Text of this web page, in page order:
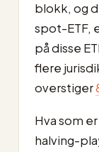
blokk, og
spot-ETF,
på disse
flere
overstiger
Hva som
halving-